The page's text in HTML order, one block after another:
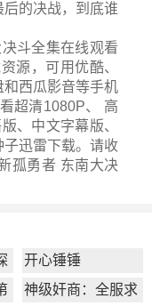
的决战，到底谁
斗全集在线观看
源，可用优酷、
西瓜影音等手机
超清1080P、 高
、中文字幕版、
迅雷下载。请收
孤勇者 东南大决
开心锤锤
神级奸商：全服求